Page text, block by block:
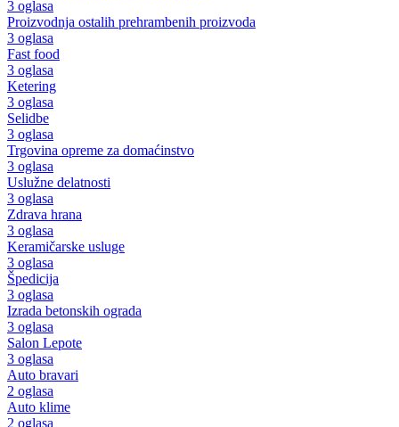
3 oglasa
Proizvodnja ostalih prehrambenih proizvoda
3 oglasa
Fast food
3 oglasa
Ketering
3 oglasa
Selidbe
3 oglasa
Trgovina opreme za domaćinstvo
3 oglasa
Uslužne delatnosti
3 oglasa
Zdrava hrana
3 oglasa
Keramičarske usluge
3 oglasa
Špedicija
3 oglasa
Izrada betonskih ograda
3 oglasa
Salon Lepote
3 oglasa
Auto bravari
2 oglasa
Auto klime
2 oglasa